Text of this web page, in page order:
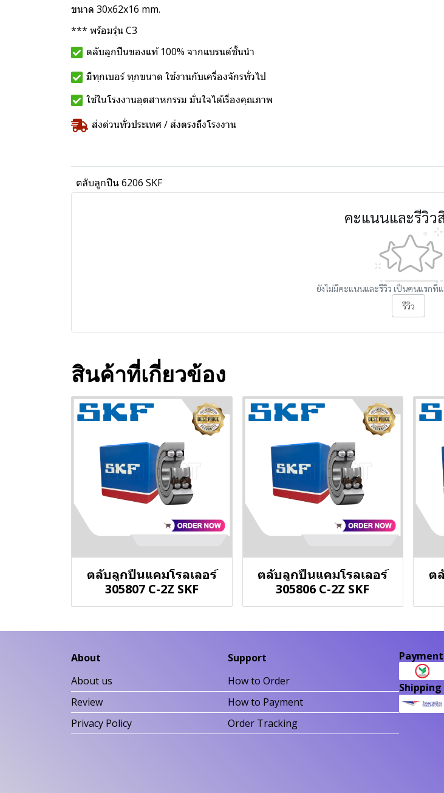
ขนาด 30x62x16 mm.
*** พร้อมรุ่น C3
ตลับลูกปืนของแท้ 100% จากแบรนด์ชั้นนำ
มีทุกเบอร์ ทุกขนาด ใช้งานกับเครื่องจักรทั่วไป
ใช้ในโรงงานอุตสาหกรรม มั่นใจได้เรื่องคุณภาพ
ส่งด่วนทั่วประเทศ / ส่งตรงถึงโรงงาน
ตลับลูกปืน 6206 SKF
คะแนนและรีวิว
ยังไม่มีคะแนนและรีวิว เป็นคนแรกที่
รีวิว
สินค้าที่เกี่ยวข้อง
ตลับลูกปืนแคมโรลเลอร์
305807 C-2Z SKF
ตลับลูกปืนแคมโรลเลอร์
305806 C-2Z SKF
ต
About
About us
Review
Privacy Policy
Support
How to Order
How to Payment
Order Tracking
Payment
Shipping